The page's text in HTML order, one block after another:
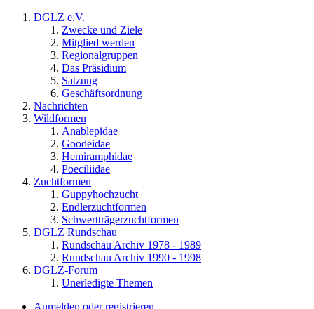
DGLZ e.V.
Zwecke und Ziele
Mitglied werden
Regionalgruppen
Das Präsidium
Satzung
Geschäftsordnung
Nachrichten
Wildformen
Anablepidae
Goodeidae
Hemiramphidae
Poeciliidae
Zuchtformen
Guppyhochzucht
Endlerzuchtformen
Schwertträgerzuchtformen
DGLZ Rundschau
Rundschau Archiv 1978 - 1989
Rundschau Archiv 1990 - 1998
DGLZ-Forum
Unerledigte Themen
Anmelden oder registrieren